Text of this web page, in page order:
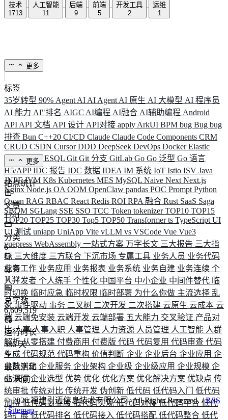
技术
1713
人工智能
11
后端
9
前端
5
开发工具
2
运维
1
更多
标签
35岁转型 90% Agent AI AI Agent AI 原生 AI 大模型 AI 程序员
AI 能力 AI"排名 AIGC AI编程 AI融合 AI辅助编程 Android
API API 文档 API 设计 API对接 apply ArkUI BPM bug Bug bug
排查 Bun C++20 CI/CD Claude Claude Code Components CRM
CRUD CSDN CursorDDD DeepSeek DevOps DockerElastic
ELK ElysiaESQL Git Git 分支 GitLab Go Go 泛型 Go 语言
H5/APPIDC 报告 IDC 数据 IDEA IM 系统 IoT Istio ISV Java
JNPFJVM K8s Kubernetes MES MySQL Naive Next Next.js
NginxNode.js OA OOM OpenClaw pandas POC Prompt Python
Qwen RAG RBAC React Redis ROI RPA 融合 Rust SaaS Saga
SBOM SGLang SSE SSO TCC Token tokenizerTOP10 TOP15
TOP20 TOP25 TOP30 Top5 TOP50 Transformerts TypeScript UI
UI 测试 uniapp UniApp Vite vLLM vs VSCode Vue Vue3
vuepress WebAssembly 一站式方案 万字长文 三大报告 三大指
标 三大维度 三方联合 下沉市场 专属工具 业务人员 业务代码
业务工作 业务应用 业务报表 业务系统 业务自建 业务连续 个
人开发者 个人练手 个性化 中国平台 中小企业 中间件替代 临
时切换 临时应急 临时权限 临时部署 为什么你做 主流选择 乱
象 事件驱动 事务 二叉树 二次开发 二次搭建 云原生 云成本 云
端 云端免安装 云端开发 云端部署 五大能力 交叉验证 产品对
比人事人事入职 人事管理 人力资源 人员管理 人工智能 人群
解析从零搭建 付费商用 付费版 代码 代码复用 代码审查 代码
生成 代码规范 代码重构 价值判断 企业 企业后台 企业应用 企
业数字化 企业服务 企业架构 企业级 企业级应用 企业规模 企
业调研企业选型 优势 优化 优化方案 优化解决方案 优缺点 传
统审批 传统对比 传统开发 伪创新 低代码 低代码入门 低代码
加持低代码商业版低代码实现低代码对接低代码平台 低代
码扩展低代码排名 低代码接入 低代码搭配 低代码整合 低代
更多
站点统计
文章
1741
分类
6
标签
1132
总字数
6,609,519
运行时长
586 天
最后活动
65 天前
©2026福建引迈信息技术有限公司. All Rights Reserved. /RSS
/Sitemap